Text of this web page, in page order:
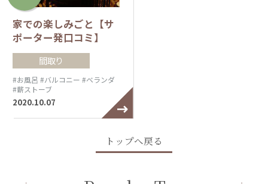
家での楽しみごと【サ
ポーター発口コミ】
間取り
#お風呂 #バルコニー #ベランダ
#薪ストーブ
2020.10.07
トップへ戻る